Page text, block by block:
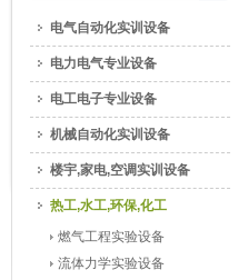
电气自动化实训设备
电力电气专业设备
电工电子专业设备
机械自动化实训设备
楼宇,家电,空调实训设备
热工,水工,环保,化工
燃气工程实验设备
流体力学实验设备